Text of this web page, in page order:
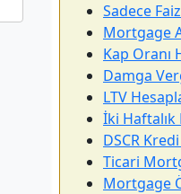
Sadece
Mortgage
Kap Oranı
Damga
LTV
İki Haftalık
DSCR
Ticari
Mortgage